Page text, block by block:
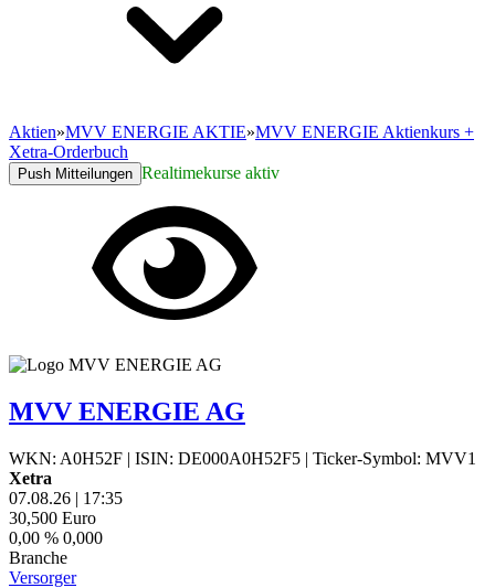
Aktien»MVV ENERGIE AKTIE»MVV ENERGIE Aktienkurs +
Xetra-Orderbuch
Push Mitteilungen Realtimekurse aktiv
MVV ENERGIE AG
WKN: A0H52F | ISIN: DE000A0H52F5 | Ticker-Symbol: MVV1
Xetra
07.08.26 | 17:35
30,500 Euro
0,00 % 0,000
Branche
Versorger